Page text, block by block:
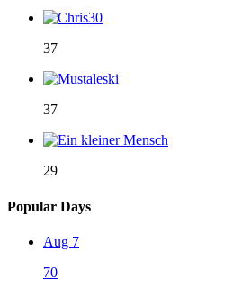
37
37
29
Popular Days
Aug 7
70